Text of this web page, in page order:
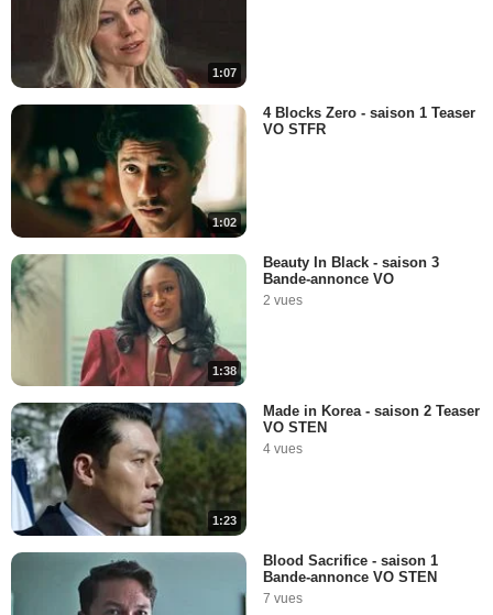
1:07
1:02
4 Blocks Zero - saison 1 Teaser
VO STFR
1:38
Beauty In Black - saison 3
Bande-annonce VO
2 vues
1:23
Made in Korea - saison 2 Teaser
VO STEN
4 vues
Blood Sacrifice - saison 1
Bande-annonce VO STEN
7 vues